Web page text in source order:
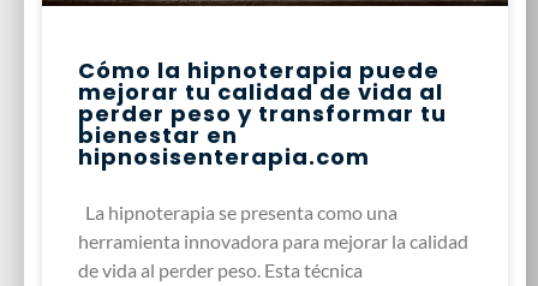
Cómo la hipnoterapia puede
mejorar tu calidad de vida al
perder peso y transformar tu
bienestar en
hipnosisenterapia.com
La hipnoterapia se presenta como una
herramienta innovadora para mejorar la calidad
de vida al perder peso. Esta técnica